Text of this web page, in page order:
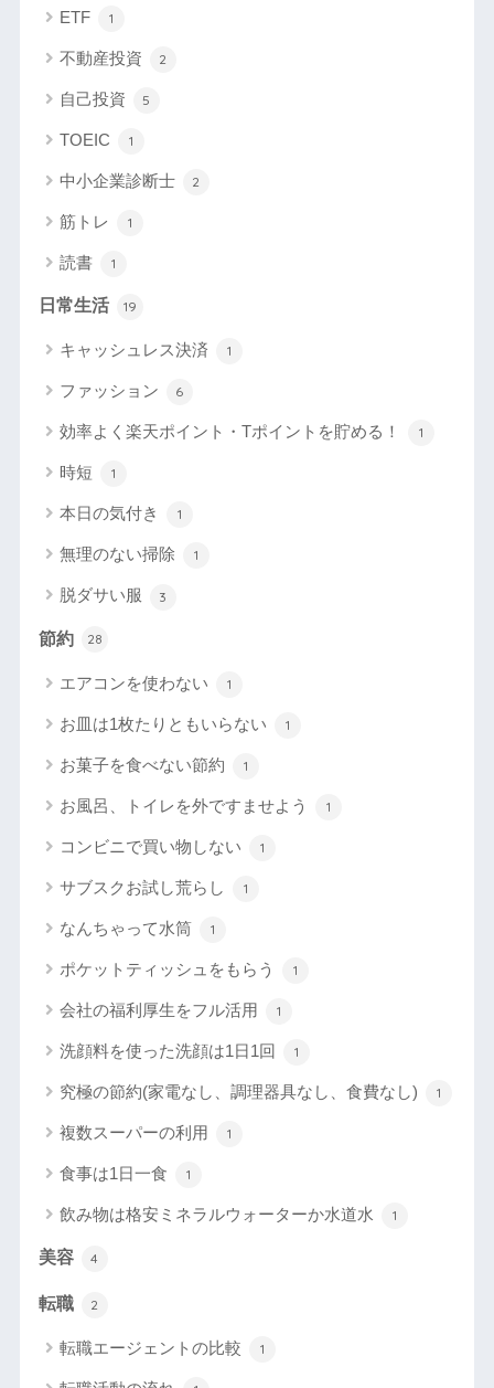
ETF 1
不動産投資 2
自己投資 5
TOEIC 1
中小企業診断士 2
筋トレ 1
読書 1
日常生活 19
キャッシュレス決済 1
ファッション 6
効率よく楽天ポイント・Tポイントを貯める！ 1
時短 1
本日の気付き 1
無理のない掃除 1
脱ダサい服 3
節約 28
エアコンを使わない 1
お皿は1枚たりともいらない 1
お菓子を食べない節約 1
お風呂、トイレを外ですませよう 1
コンビニで買い物しない 1
サブスクお試し荒らし 1
なんちゃって水筒 1
ポケットティッシュをもらう 1
会社の福利厚生をフル活用 1
洗顔料を使った洗顔は1日1回 1
究極の節約(家電なし、調理器具なし、食費なし) 1
複数スーパーの利用 1
食事は1日一食 1
飲み物は格安ミネラルウォーターか水道水 1
美容 4
転職 2
転職エージェントの比較 1